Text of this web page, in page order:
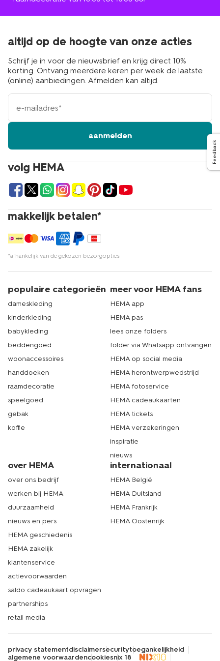
volg HEMA
makkelijk betalen*
*afhankelijk van de gekozen bezorgopties
altijd op de hoogte van onze acties
Schrijf je in voor de nieuwsbrief en krijg direct 10%
korting. Ontvang meerdere keren per week de laatste
(online) aanbiedingen. Afmelden kan altijd.
e-
mailadres
aanmelden
populaire categorieën
dameskleding
kinderkleding
babykleding
beddengoed
woonaccessoires
handdoeken
raamdecoratie
speelgoed
gebak
koffie
meer voor HEMA fans
HEMA app
HEMA pas
lees onze folders
folder via Whatsapp ontvangen
HEMA op social media
HEMA herontwerpwedstrijd
HEMA fotoservice
HEMA cadeaukaarten
HEMA tickets
HEMA verzekeringen
inspiratie
nieuws
over HEMA
over ons bedrijf
werken bij HEMA
duurzaamheid
nieuws en pers
HEMA geschiedenis
HEMA zakelijk
klantenservice
actievoorwaarden
saldo cadeaukaart opvragen
partnerships
retail media
internationaal
HEMA België
HEMA Duitsland
HEMA Frankrijk
HEMA Oostenrijk
privacy statementdisclaimersecuritytoegankelijkheid
algemene voorwaardencookiesnix 18
Feedback